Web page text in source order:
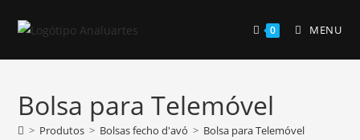
0 MENU
Bolsa para Telemóvel
> Produtos > Bolsas fecho d'avó > Bolsa para Telemóvel